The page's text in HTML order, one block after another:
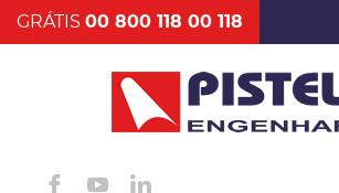
GRÁTIS 00 800 118 00 118